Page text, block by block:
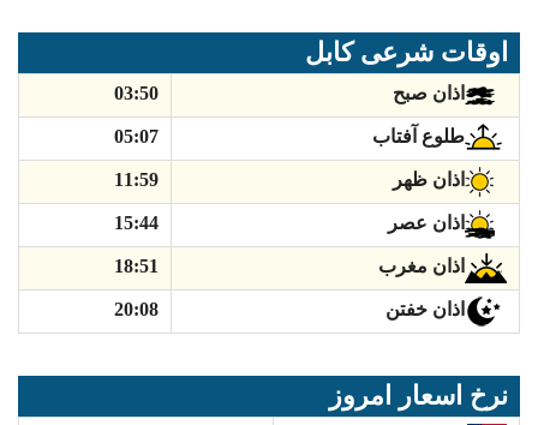
اوقات شرعی کابل
اذان صبح 03:50
طلوع آفتاب 05:07
اذان ظهر 11:59
اذان عصر 15:44
اذان مغرب 18:51
اذان خفتن 20:08
نرخ اسعار امروز